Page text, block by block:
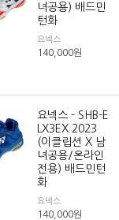
녀공용) 배드민
턴화
요넥스
140,000원
요넥스 - SHB-E
LX3EX 2023
(이클립션 X 남
녀공용/온라인
전용) 배드민턴
화
요넥스
140,000원